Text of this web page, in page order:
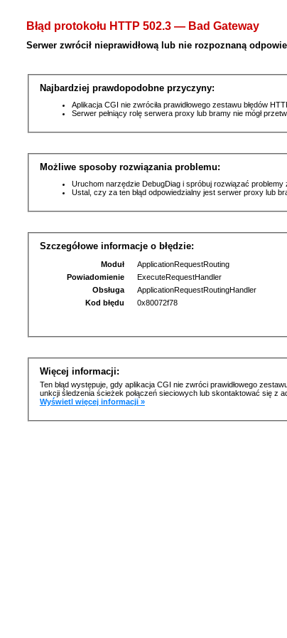
Błąd protokołu HTTP 502.3 — Bad Gateway
Serwer zwrócił nieprawidłową lub nie rozpoznaną
Najbardziej prawdopodobne przyczyny:
Aplikacja CGI nie zwróciła prawidłowego zestawu błędów
Serwer pełniący rolę serwera proxy lub bramy nie mógł
Możliwe sposoby rozwiązania problemu:
Uruchom narzędzie DebugDiag i spróbuj rozwiązać problemy
Ustal, czy za ten błąd odpowiedzialny jest serwer proxy lub
Szczegółowe informacje o błędzie:
Moduł
ApplicationRequestRouting
Powiadomienie
ExecuteRequestHandler
Obsługa
ApplicationRequestRoutingHandler
Kod błędu
0x80072f78
Więcej informacji:
Ten błąd występuje, gdy aplikacja CGI nie zwróci prawidłowego
unkcji śledzenia ścieżek połączeń sieciowych lub skontaktować się z
Wyświetl więcej informacji »